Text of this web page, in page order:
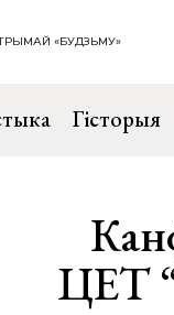
«БУДЗЬМУ»
Гісторыя
ЦЕТ